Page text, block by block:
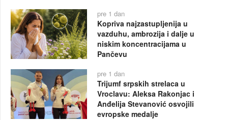
pre 1 dan
Kopriva najzastupljenija u
vazduhu, ambrozija i dalje u
niskim koncentracijama u
Pančevu
pre 1 dan
Trijumf srpskih strelaca u
Vroclavu: Aleksa Rakonjac i
Anđelija Stevanović osvojili
evropske medalje